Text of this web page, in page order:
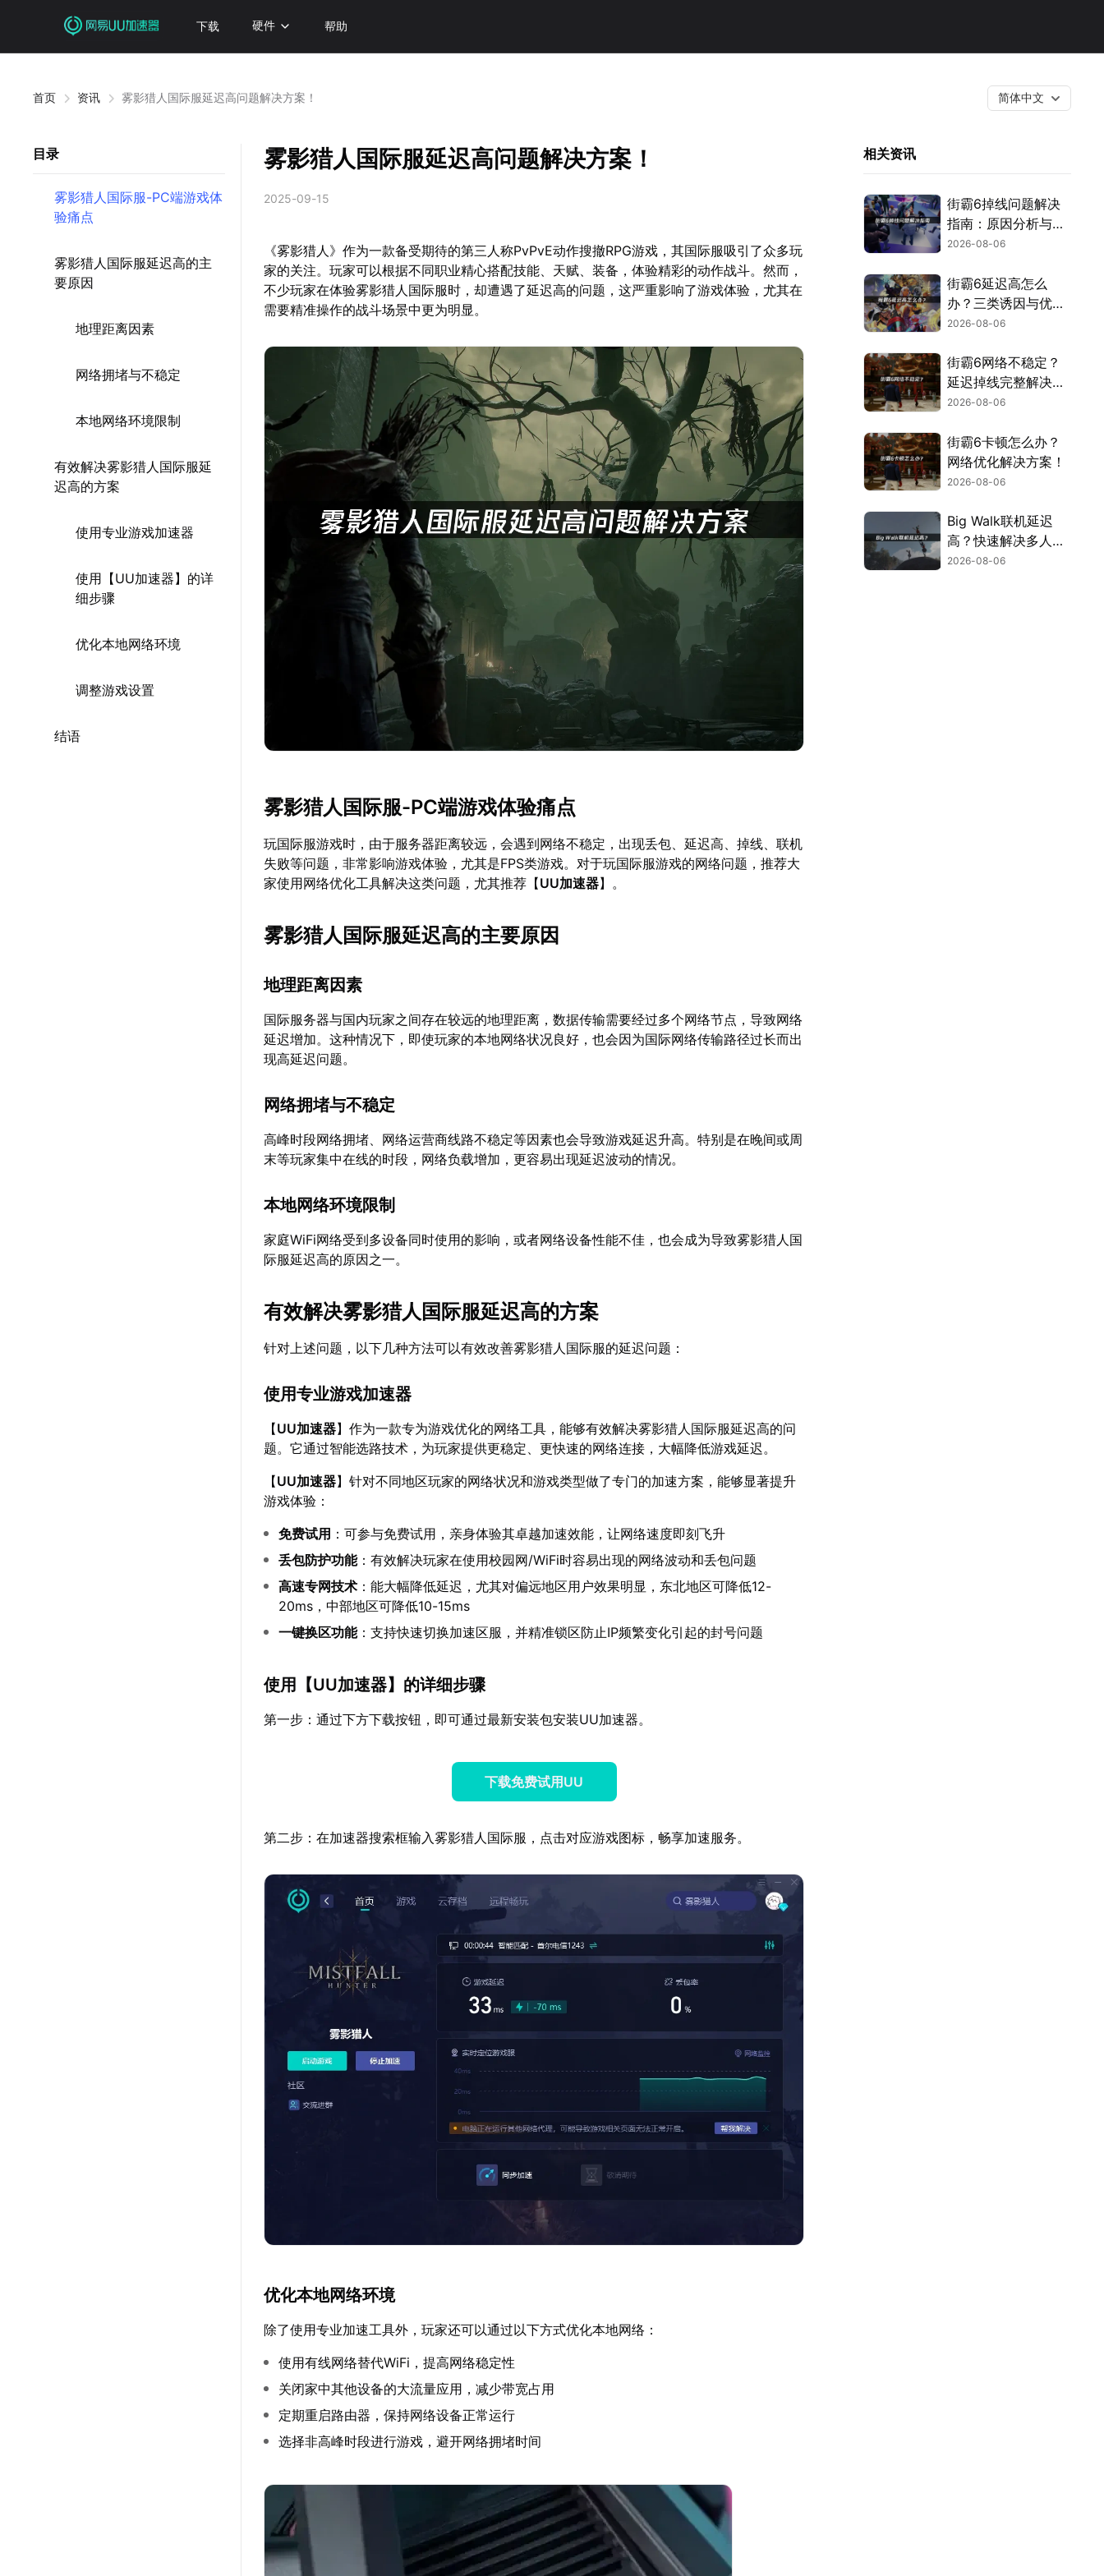
下载 硬件 帮助
首页 资讯 雾影猎人国际服延迟高问题解决方案！ 简体中文
目录
雾影猎人国际服-PC端游戏体
验痛点
雾影猎人国际服延迟高的主
要原因
地理距离因素
网络拥堵与不稳定
本地网络环境限制
有效解决雾影猎人国际服延
迟高的方案
使用专业游戏加速器
使用【UU加速器】的详
细步骤
优化本地网络环境
调整游戏设置
结语
雾影猎人国际服延迟高问题解决方案！
2025-09-15
《雾影猎人》作为一款备受期待的第三人称PvPvE动作搜撤RPG游戏，其国际服吸引了众多玩
家的关注。玩家可以根据不同职业精心搭配技能、天赋、装备，体验精彩的动作战斗。然而，
不少玩家在体验雾影猎人国际服时，却遭遇了延迟高的问题，这严重影响了游戏体验，尤其在
需要精准操作的战斗场景中更为明显。
雾影猎人国际服-PC端游戏体验痛点
玩国际服游戏时，由于服务器距离较远，会遇到网络不稳定，出现丢包、延迟高、掉线、联机
失败等问题，非常影响游戏体验，尤其是FPS类游戏。对于玩国际服游戏的网络问题，推荐大
家使用网络优化工具解决这类问题，尤其推荐【UU加速器】。
雾影猎人国际服延迟高的主要原因
地理距离因素
国际服务器与国内玩家之间存在较远的地理距离，数据传输需要经过多个网络节点，导致网络
延迟增加。这种情况下，即使玩家的本地网络状况良好，也会因为国际网络传输路径过长而出
现高延迟问题。
网络拥堵与不稳定
高峰时段网络拥堵、网络运营商线路不稳定等因素也会导致游戏延迟升高。特别是在晚间或周
末等玩家集中在线的时段，网络负载增加，更容易出现延迟波动的情况。
本地网络环境限制
家庭WiFi网络受到多设备同时使用的影响，或者网络设备性能不佳，也会成为导致雾影猎人国
际服延迟高的原因之一。
有效解决雾影猎人国际服延迟高的方案
针对上述问题，以下几种方法可以有效改善雾影猎人国际服的延迟问题：
使用专业游戏加速器
【UU加速器】作为一款专为游戏优化的网络工具，能够有效解决雾影猎人国际服延迟高的问
题。它通过智能选路技术，为玩家提供更稳定、更快速的网络连接，大幅降低游戏延迟。
【UU加速器】针对不同地区玩家的网络状况和游戏类型做了专门的加速方案，能够显著提升
游戏体验：
免费试用 ：可参与免费试用，亲身体验其卓越加速效能，让网络速度即刻飞升
丢包防护功能：有效解决玩家在使用校园网/WiFi时容易出现的网络波动和丢包问题
高速专网技术 ：能大幅降低延迟，尤其对偏远地区用户效果明显，东北地区可降低12-
20ms，中部地区可降低10-15ms
一键换区功能：支持快速切换加速区服，并精准锁区防止IP频繁变化引起的封号问题
使用【UU加速器】的详细步骤
第一步：通过下方下载按钮，即可通过最新安装包安装UU加速器。
下载免费试用UU
第二步：在加速器搜索框输入雾影猎人国际服，点击对应游戏图标，畅享加速服务。
优化本地网络环境
除了使用专业加速工具外，玩家还可以通过以下方式优化本地网络：
使用有线网络替代WiFi，提高网络稳定性
关闭家中其他设备的大流量应用，减少带宽占用
定期重启路由器，保持网络设备正常运行
选择非高峰时段进行游戏，避开网络拥堵时间
相关资讯
街霸6掉线问题解决
指南：原因分析与网
络优化技巧！
2026-08-06
街霸6延迟高怎么
办？三类诱因与优化
解决方案！
2026-08-06
街霸6网络不稳定？
延迟掉线完整解决指
南！
2026-08-06
街霸6卡顿怎么办？
网络优化解决方案！
2026-08-06
Big Walk联机延迟
高？快速解决多人联
机卡顿问题！
2026-08-06